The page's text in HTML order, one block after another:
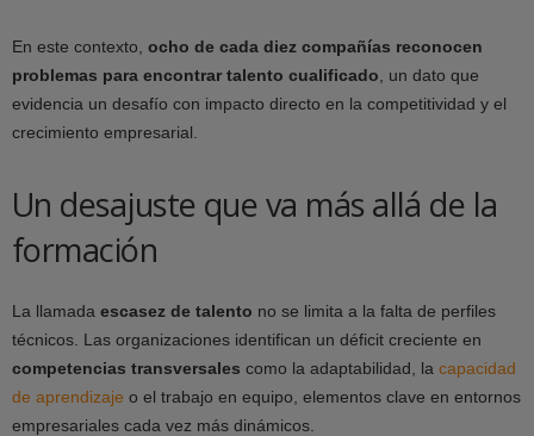
En este contexto, ocho de cada diez compañías reconocen
problemas para encontrar talento cualificado , un dato que
evidencia un desafío con impacto directo en la competitividad y el
crecimiento empresarial.
Un desajuste que va más allá de la
formación
La llamada escasez de talento no se limita a la falta de perfiles
técnicos. Las organizaciones identifican un déficit creciente en
competencias transversales como la adaptabilidad, la capacidad
de aprendizaje o el trabajo en equipo, elementos clave en entornos
empresariales cada vez más dinámicos.